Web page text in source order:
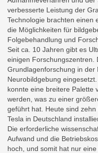
verbesserte Leistung der
Technologie brachten einen
die Möglichkeiten für
Folgebehandlung und
Seit ca. 10 Jahren gibt es
einigen Forschungszentren.
Grundlagenforschung in der
Neurobildgebung
konnte eine breitere Palette
werden, was zu einer
geführt hat. Heute sind
Tesla in Deutschland
Die erforderliche
Aufwand und die
hoch, und somit hat nur